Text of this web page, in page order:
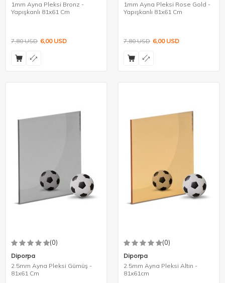
1mm Ayna Pleksi Bronz -
Yapışkanlı 81x61 Cm
7,80USD 6,00USD
1mm Ayna Pleksi Rose Gold -
Yapışkanlı 81x61 Cm
7,80USD 6,00USD
(0)
Diporpa
2.5mm Ayna Pleksi Gümüş -
81x61 Cm
(0)
Diporpa
2.5mm Ayna Pleksi Altın -
81x61cm